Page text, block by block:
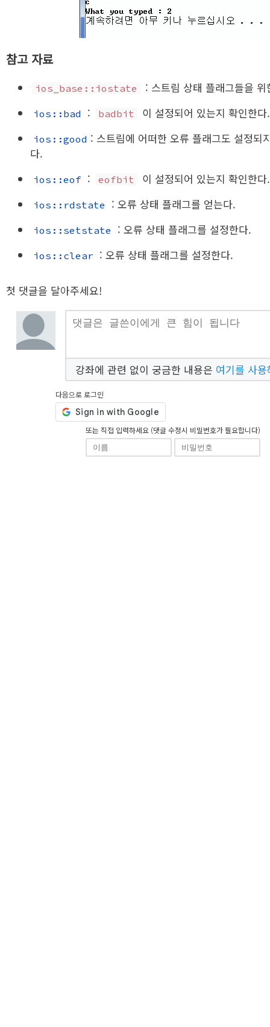
참고 자료
ios_base::iostate : 스트림 상태 플래그들을 위
ios::bad : badbit 이 설정되어 있는지 확인한다.
ios::good : 스트림에 어떠한 오류 플래그도 설정되
다.
ios::eof : eofbit 이 설정되어 있는지 확인한다.
ios::rdstate : 오류 상태 플래그를 얻는다.
ios::setstate : 오류 상태 플래그를 설정한다.
ios::clear : 오류 상태 플래그를 설정한다.
첫 댓글을 달아주세요!
강좌에 관련 없이 궁금한 내용은 여기를 사
다음으로 로그인
또는 직접 입력하세요 (댓글 수정시 비밀번호가 필요합니다)